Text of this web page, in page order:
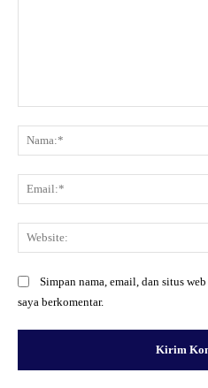
Simpan nama, email, dan situs
saya berkomentar.